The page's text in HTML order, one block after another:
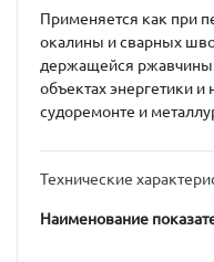
Применяется как при
окалины и сварных
держащейся
объектах энергетики и
судоремонте и
Технические
Наименование